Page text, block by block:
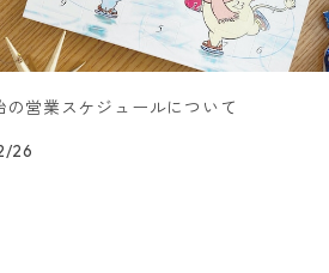
の営業スケジュールについて
26